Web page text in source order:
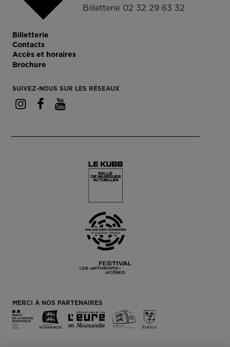
Billetterie 02 32 29 63 32
Billetterie
Contacts
Accès et horaires
Brochure
SUIVEZ-NOUS SUR LES RÉSEAUX
MERCI À NOS PARTENAIRES